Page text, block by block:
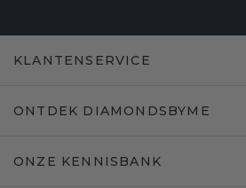
KLANTENSERVICE
ONTDEK DIAMONDSBYME
ONZE KENNISBANK